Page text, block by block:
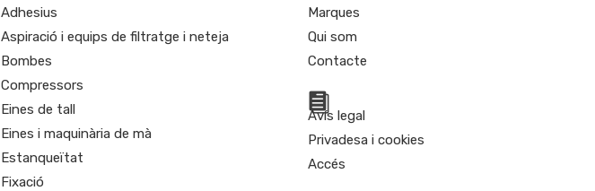
Adhesius
Aspiració i equips de filtratge i neteja
Bombes
Compressors
Eines de tall
Eines i maquinària de mà
Estanqueïtat
Fixació
Marques
Qui som
Contacte
Avís legal
Privadesa i cookies
Accés